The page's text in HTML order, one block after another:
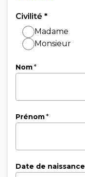
Civilité *
Madame
Monsieur
Nom*
Prénom*
Date de naissance